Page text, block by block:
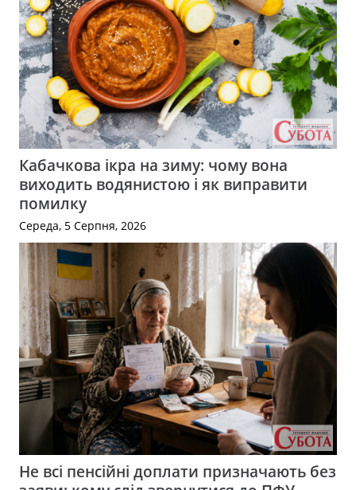
Кабачкова ікра на зиму: чому вона
виходить водянистою і як виправити
помилку
Середа, 5 Серпня, 2026
Не всі пенсійні доплати призначають без